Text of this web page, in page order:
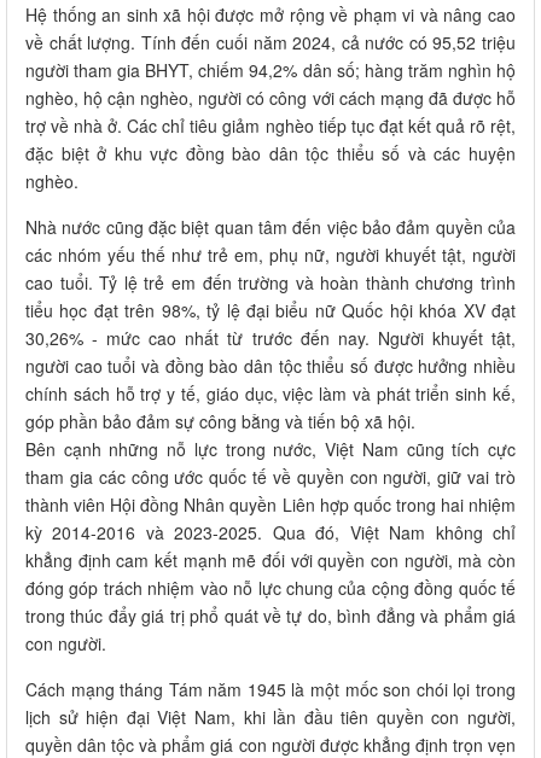
Hệ thống an sinh xã hội được mở rộng về phạm vi và nâng cao
về chất lượng. Tính đến cuối năm 2024, cả nước có 95,52 triệu
người tham gia BHYT, chiếm 94,2% dân số; hàng trăm nghìn hộ
nghèo, hộ cận nghèo, người có công với cách mạng đã được hỗ
trợ về nhà ở. Các chỉ tiêu giảm nghèo tiếp tục đạt kết quả rõ rệt,
đặc biệt ở khu vực đồng bào dân tộc thiểu số và các huyện
nghèo.
Nhà nước cũng đặc biệt quan tâm đến việc bảo đảm quyền của
các nhóm yếu thế như trẻ em, phụ nữ, người khuyết tật, người
cao tuổi. Tỷ lệ trẻ em đến trường và hoàn thành chương trình
tiểu học đạt trên 98%, tỷ lệ đại biểu nữ Quốc hội khóa XV đạt
30,26% - mức cao nhất từ trước đến nay. Người khuyết tật,
người cao tuổi và đồng bào dân tộc thiểu số được hưởng nhiều
chính sách hỗ trợ y tế, giáo dục, việc làm và phát triển sinh kế,
góp phần bảo đảm sự công bằng và tiến bộ xã hội.
Bên cạnh những nỗ lực trong nước, Việt Nam cũng tích cực
tham gia các công ước quốc tế về quyền con người, giữ vai trò
thành viên Hội đồng Nhân quyền Liên hợp quốc trong hai nhiệm
kỳ 2014-2016 và 2023-2025. Qua đó, Việt Nam không chỉ
khẳng định cam kết mạnh mẽ đối với quyền con người, mà còn
đóng góp trách nhiệm vào nỗ lực chung của cộng đồng quốc tế
trong thúc đẩy giá trị phổ quát về tự do, bình đẳng và phẩm giá
con người.
Cách mạng tháng Tám năm 1945 là một mốc son chói lọi trong
lịch sử hiện đại Việt Nam, khi lần đầu tiên quyền con người,
quyền dân tộc và phẩm giá con người được khẳng định trọn vẹn